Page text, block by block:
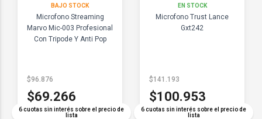
BAJO STOCK
Microfono Streaming
Marvo Mic-003 Profesional
Con Tripode Y Anti Pop
6 cuotas sin interés sobre el precio de
lista
$96.876
$69.266
EN STOCK
Microfono Trust Lance
Gxt242
6 cuotas sin interés sobre el precio de
lista
$141.193
$100.953